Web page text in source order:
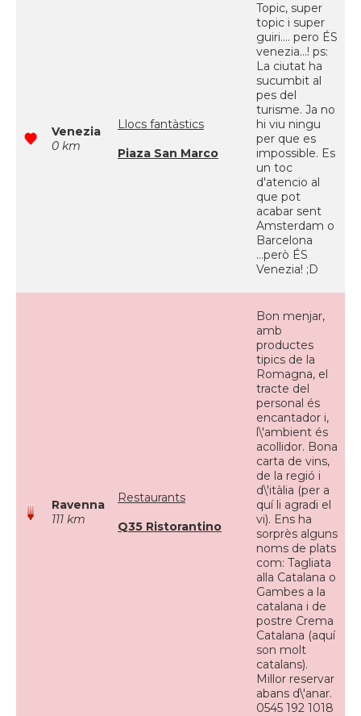
Venezia
0 km
Llocs fantàstics
Piaza San Marco
Topic, super
topic i super
guiri.... pero ÉS
venezia...! ps:
La ciutat ha
sucumbit al
pes del
turisme. Ja no
hi viu ningu
per que es
impossible. Es
un toc
d'atencio al
que pot
acabar sent
Amsterdam o
Barcelona
...però ÉS
Venezia! ;D
Ravenna
111 km
Restaurants
Q35 Ristorantino
Bon menjar,
amb
productes
tipics de la
Romagna, el
tracte del
personal és
encantador i,
l\'ambient és
acollidor. Bona
carta de vins,
de la regió i
d\'itàlia (per a
quí li agradi el
vi). Ens ha
sorprès alguns
noms de plats
com: Tagliata
alla Catalana o
Gambes a la
catalana i de
postre Crema
Catalana (aquí
son molt
catalans).
Millor reservar
abans d\'anar.
0545 192 1018